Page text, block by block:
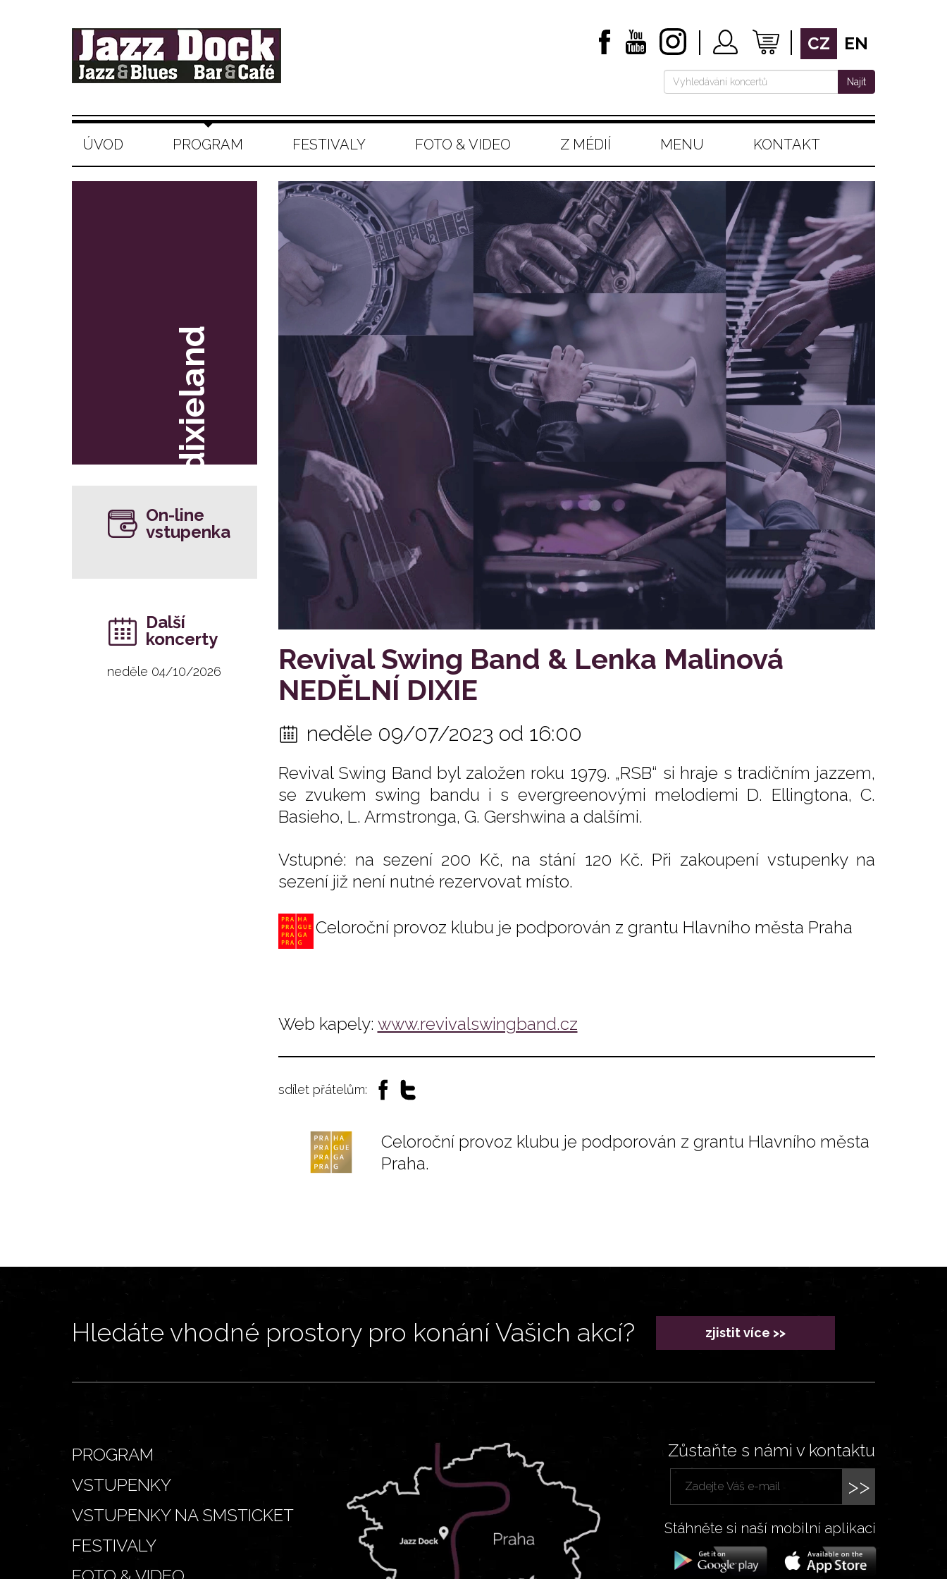
CZ EN
Najít
ÚVOD PROGRAM FESTIVALY FOTO & VIDEO Z MÉDIÍ MENU KONTAKT
Revival Swing Band & Lenka Malinová
NEDĚLNÍ DIXIE
neděle 09/07/2023 od 16:00
Revival Swing Band byl založen roku 1979. „RSB“ si hraje s tradičním jazzem,
se zvukem swing bandu i s evergreenovými melodiemi D. Ellingtona, C.
Basieho, L. Armstronga, G. Gershwina a dalšími.
Vstupné: na sezení 200 Kč, na stání 120 Kč. Při zakoupení vstupenky na
sezení již není nutné rezervovat místo.
Celoroční provoz klubu je podporován z grantu Hlavního města Praha
Web kapely: www.revivalswingband.cz
dixieland
On-line
vstupenka
Další
koncerty
neděle 04/10/2026
sdílet přátelům:
Celoroční provoz klubu je podporován z grantu Hlavního města
Praha.
Hledáte vhodné prostory pro konání Vašich akcí? zjistit více >>
PROGRAM
VSTUPENKY
VSTUPENKY NA SMSTICKET
FESTIVALY
Zůstaňte s námi v kontaktu
>>
Stáhněte si naší mobilní aplikaci